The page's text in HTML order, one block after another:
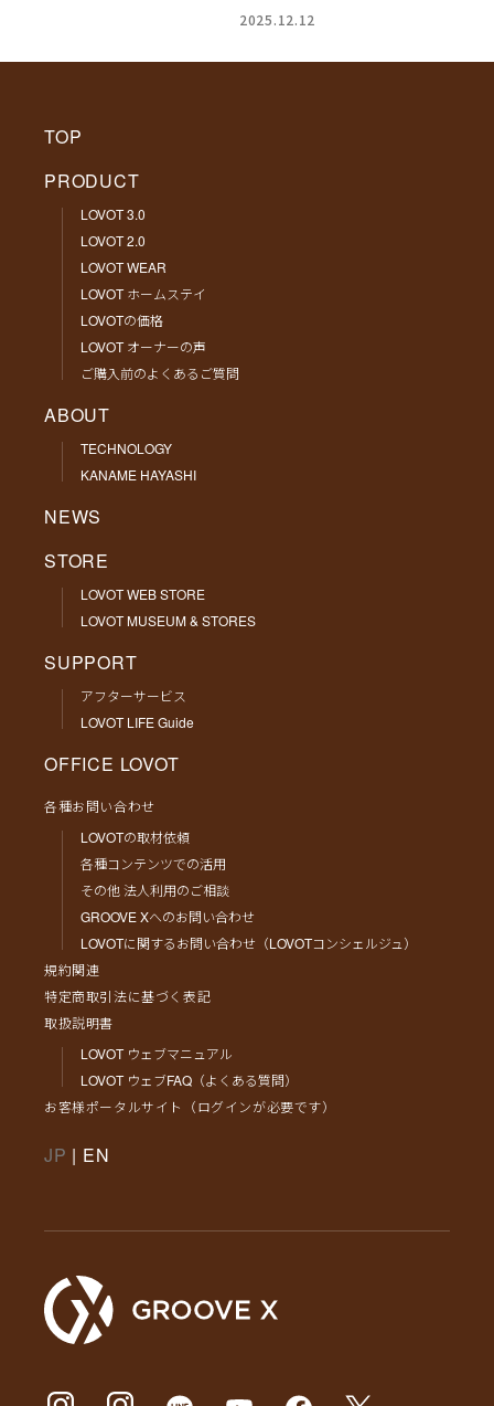
2025.12.12
TOP
PRODUCT
LOVOT 3.0
LOVOT 2.0
LOVOT WEAR
LOVOT ホームステイ
LOVOTの価格
LOVOT オーナーの声
ご購入前のよくあるご質問
ABOUT
TECHNOLOGY
KANAME HAYASHI
NEWS
STORE
LOVOT WEB STORE
LOVOT MUSEUM & STORES
SUPPORT
アフターサービス
LOVOT LIFE Guide
OFFICE LOVOT
各種お問い合わせ
LOVOTの取材依頼
各種コンテンツでの活用
その他 法人利用のご相談
GROOVE Xへのお問い合わせ
LOVOTに関するお問い合わせ（LOVOTコンシェルジュ）
規約関連
特定商取引法に基づく表記
取扱説明書
LOVOT ウェブマニュアル
LOVOT ウェブFAQ（よくある質問）
お客様ポータルサイト（ログインが必要です）
JP | EN